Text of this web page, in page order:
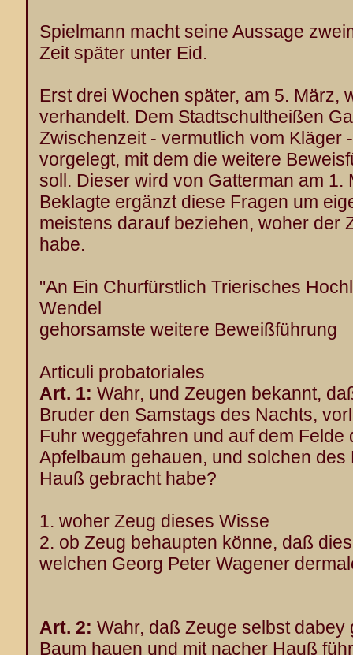
Spielmann macht seine Aussage
Zeit später unter Eid.
Erst drei Wochen später, am 5. März,
verhandelt. Dem Stadtschultheißen
Zwischenzeit - vermutlich vom Kläger
vorgelegt, mit dem die weitere
soll. Dieser wird von Gatterman am 1.
Beklagte ergänzt diese Fragen um
meistens darauf beziehen, woher der
habe.
"An Ein Churfürstlich Trierisches
Wendel
gehorsamste weitere Beweißführung
Articuli probatoriales
Art. 1: Wahr, und Zeugen bekannt,
Bruder den Samstags des Nachts,
Fuhr weggefahren und auf dem
Apfelbaum gehauen, und solchen
Hauß gebracht habe?
1. woher Zeug dieses Wisse
2. ob Zeug behaupten könne, daß
welchen Georg Peter Wagener
Art. 2: Wahr, daß Zeuge selbst
Baum hauen und mit nacher Hauß